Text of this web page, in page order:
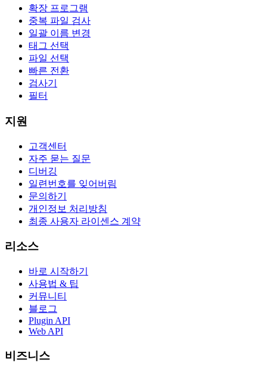
확장 프로그램
중복 파일 검사
일괄 이름 변경
태그 선택
파일 선택
빠른 전환
검사기
필터
지원
고객센터
자주 묻는 질문
디버깅
일련번호를 잊어버림
문의하기
개인정보 처리방침
최종 사용자 라이센스 계약
리소스
바로 시작하기
사용법 & 팁
커뮤니티
블로그
Plugin API
Web API
비즈니스